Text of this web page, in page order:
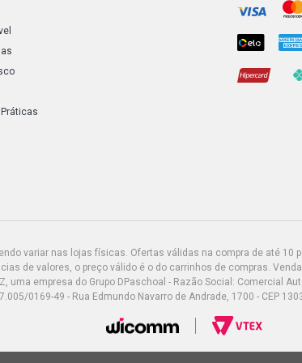
variar nas lojas físicas. Ofertas válidas na compra de até
de valores, o preço válido é o do carrinhos de compras.
uma empresa do Grupo DPaschoal - Razão Social: Comercial
0169-49 - Rua Edmundo Navarro de Andrade, 1700 - CEP